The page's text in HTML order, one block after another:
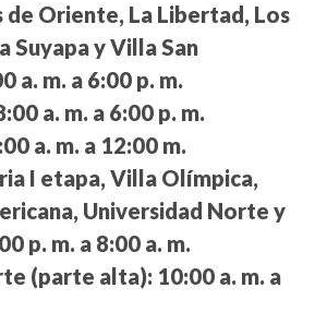
de Oriente, La Libertad, Los
Suyapa y Villa San
a. m. a 6:00 p. m.
a. m. a 6:00 p. m.
a. m. a 12:00 m.
I etapa, Villa Olímpica,
Universidad Norte y
p. m. a 8:00 a. m.
(parte alta): 10:00 a. m. a